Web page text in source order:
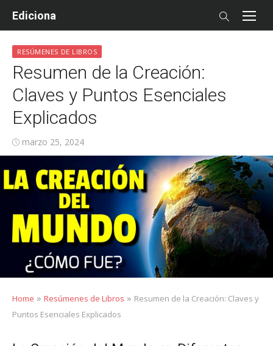
Ediciona
RESÚMENES DE LIBROS
Resumen de la Creación:
Claves y Puntos Esenciales
Explicados
Posted
on
marzo 25, 2024
Home » Resúmenes de Libros » Resumen de la Creación: Claves y
Puntos Esenciales Explicados